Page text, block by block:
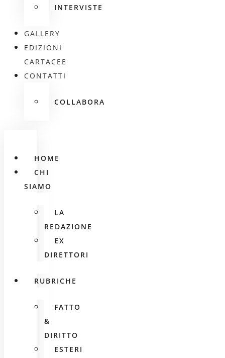
INTERVISTE
GALLERY
EDIZIONI
CARTACEE
CONTATTI
COLLABORA
HOME
CHI
SIAMO
LA
REDAZIONE
EX
DIRETTORI
RUBRICHE
FATTO
&
DIRITTO
ESTERI